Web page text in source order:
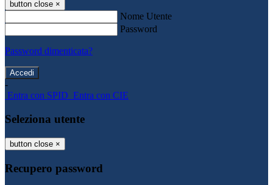
button close ×
Nome Utente
Password
Password dimenticata?
-
Entra con SPID Entra con CIE
Seleziona utente
button close ×
Recupero password